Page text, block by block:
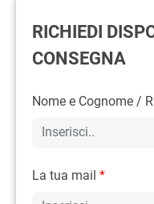
RICHIEDI
CONSEGNA
Nome e Cognome /
La tua mail *